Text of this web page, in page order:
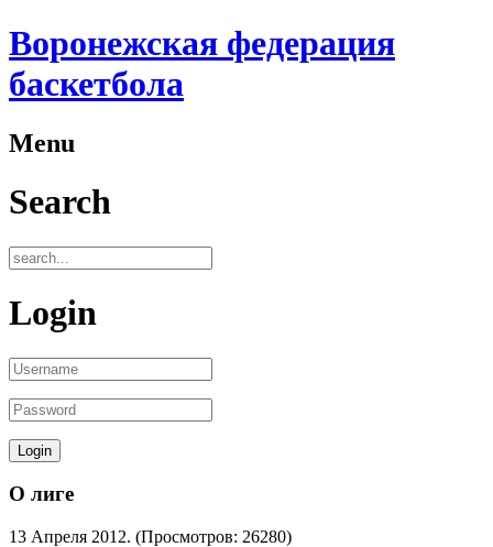
Воронежская федерация
баскетбола
Menu
Search
Login
О лиге
13 Апреля 2012. (Просмотров: 26280)